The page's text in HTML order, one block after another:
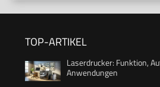
TOP-ARTIKEL
Laserdrucker: Funktion,
Anwendungen